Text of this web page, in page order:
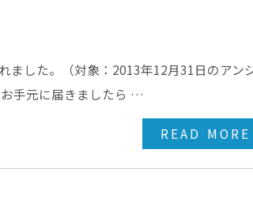
ました。（対象：2013年12月31日のアン
手元に届きましたら …
READ MORE